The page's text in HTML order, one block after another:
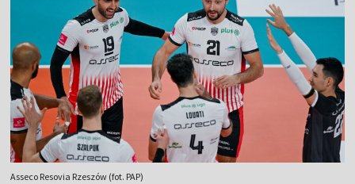
Asseco Resovia Rzeszów (fot. PAP)